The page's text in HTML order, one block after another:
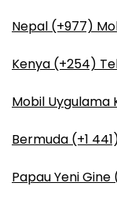
Nepal (+977)
Kenya (+254)
Mobil Uygulama
Bermuda (+1
Papau Yeni